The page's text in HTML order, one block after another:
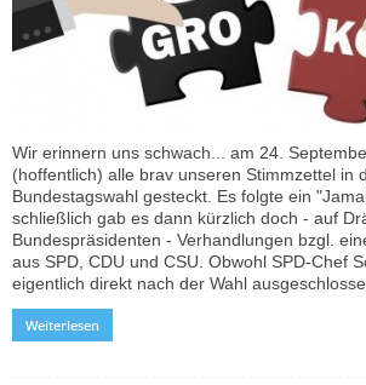
Wir erinnern uns schwach... am 24.
(hoffentlich) alle brav unseren Stimmzettel in
Bundestagswahl gesteckt. Es folgte ein
schließlich gab es dann kürzlich doch - auf
Bundespräsidenten - Verhandlungen bzgl.
aus SPD, CDU und CSU. Obwohl SPD-Chef
eigentlich direkt nach der Wahl
Weiterlesen